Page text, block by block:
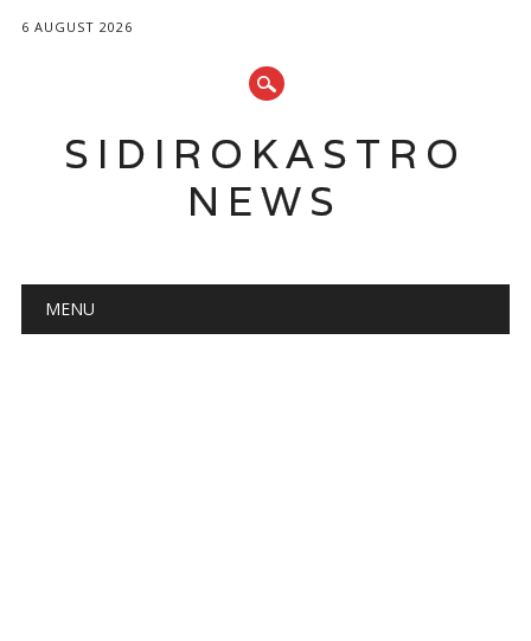
6 AUGUST 2026
SIDIROKASTRO
NEWS
Main menu
MENU